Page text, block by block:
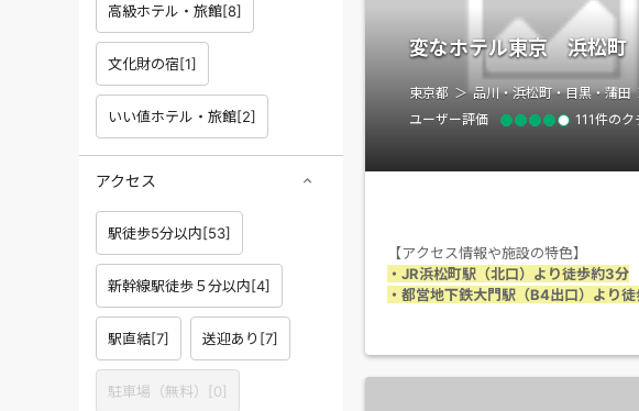
高級ホテル・旅館[8]
文化財の宿[1]
いい値ホテル・旅館[2]
アクセス
駅徒歩5分以内[53]
新幹線駅徒歩５分以内[4]
駅直結[7] 送迎あり [7]
駐車場（無料） [0]
変なホテル東京 浜松町
東京都 品川・浜松町・目黒・蒲田
【アクセス情報や施設の特色】
・JR浜松町駅（北口）より徒歩約3分
・都営地下鉄大門駅（B4出口）より徒
ユーザー評価 111件のク